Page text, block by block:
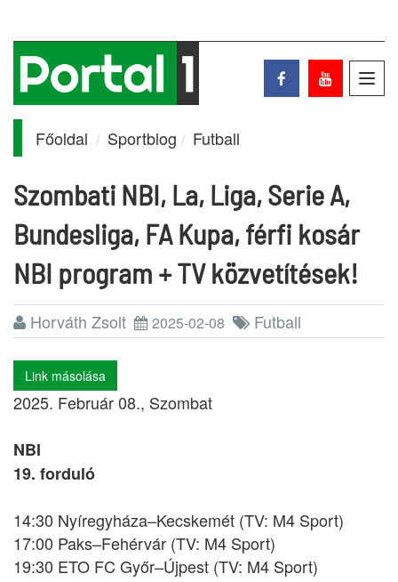
Főoldal Sportblog Futball
Szombati NBI, La, Liga, Serie A,
Bundesliga, FA Kupa, férfi kosár
NBI program + TV közvetítések!
Horváth Zsolt 2025-02-08 Futball
Link másolása
2025. Február 08., Szombat
NBI
19. forduló
14:30 Nyíregyháza–Kecskemét (TV: M4 Sport)
17:00 Paks–Fehérvár (TV: M4 Sport)
19:30 ETO FC Győr–Újpest (TV: M4 Sport)